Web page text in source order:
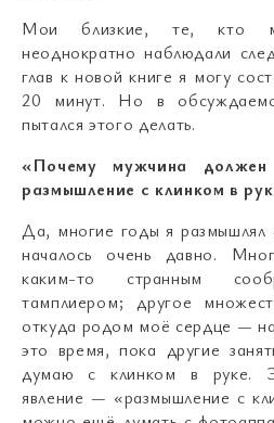
Мои близкие, те, кто
неоднократно наблюдали
глав к новой книге я могу
20 минут. Но в
пытался этого делать.
«Почему мужчина
размышление с клинком в
Да, многие годы я размышлял
началось очень давно.
каким-то странным
тамплиером; другое
откуда родом моё сердце —
это время, пока другие
думаю с клинком в руке.
явление — «размышление с